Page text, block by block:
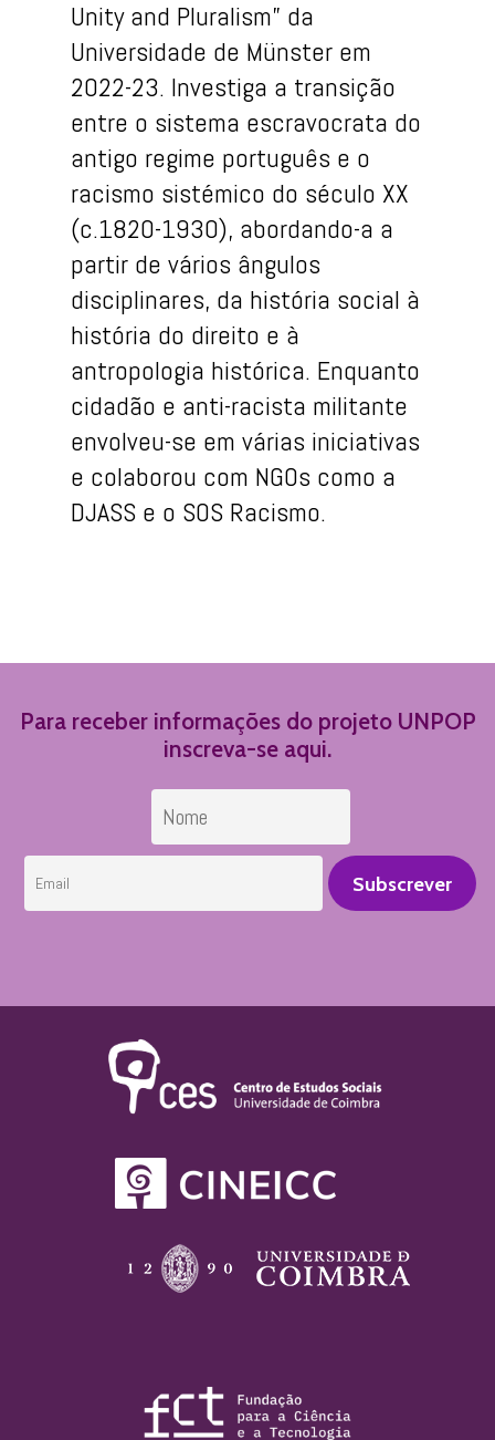
Unity and Pluralism” da
Universidade de Münster em
2022-23. Investiga a transição
entre o sistema escravocrata do
antigo regime português e o
racismo sistémico do século XX
(c.1820-1930), abordando-a a
partir de vários ângulos
disciplinares, da história social à
história do direito e à
antropologia histórica. Enquanto
cidadão e anti-racista militante
envolveu-se em várias iniciativas
e colaborou com NGOs como a
DJASS e o SOS Racismo.
Para receber informações do projeto UNPOP
inscreva-se aqui.